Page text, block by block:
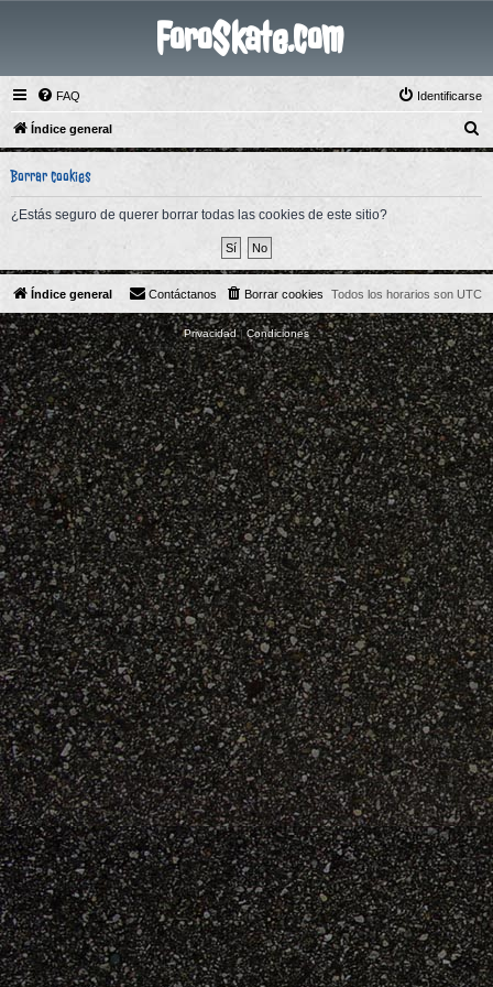
ForoSkate.com
FAQ Identificarse
Índice general
u
Borrar cookies
¿Estás seguro de querer borrar todas las cookies de este sitio?
Índice general Todos los horarios son UTC
Borrar cookies
Contáctanos
Privacidad| Condiciones